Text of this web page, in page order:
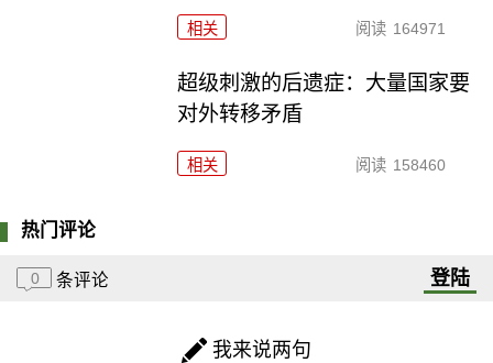
相关 阅读 164971
超级刺激的后遗症：大量国家要
对外转移矛盾
相关 阅读 158460
热门评论
0 条评论 登陆
我来说两句